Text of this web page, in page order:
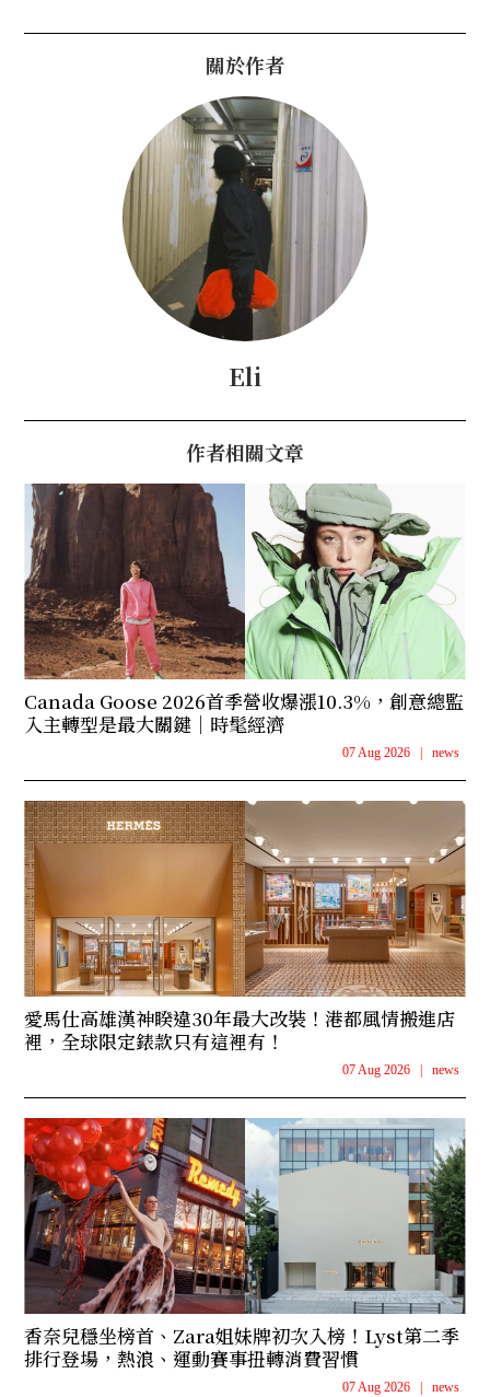
關於作者
Eli
作者相關文章
Canada Goose 2026首季營收爆漲10.3%，創意總監
入主轉型是最大關鍵｜時髦經濟
07 Aug 2026 news
愛馬仕高雄漢神睽違30年最大改裝！港都風情搬進店
裡，全球限定錶款只有這裡有！
07 Aug 2026 news
香奈兒穩坐榜首、Zara姐妹牌初次入榜！Lyst第二季
排行登場，熱浪、運動賽事扭轉消費習慣
07 Aug 2026 news